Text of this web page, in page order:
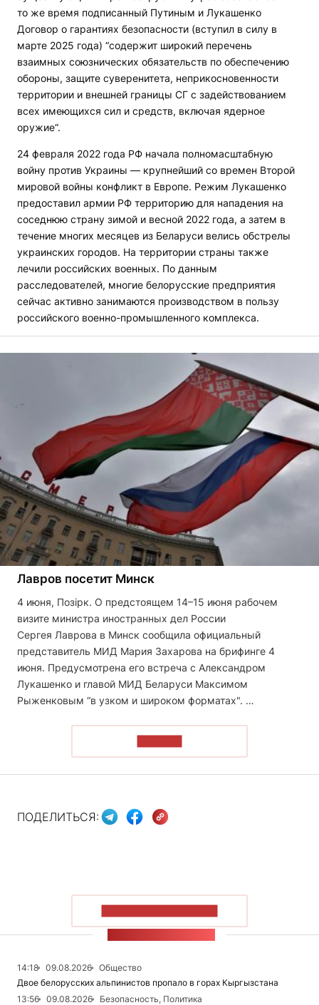
то же время подписанный Путиным и Лукашенко
Договор о гарантиях безопасности (вступил в силу в
марте 2025 года) “содержит широкий перечень
взаимных союзнических обязательств по обеспечению
обороны, защите суверенитета, неприкосновенности
территории и внешней границы СГ с задействованием
всех имеющихся сил и средств, включая ядерное
оружие“.
24 февраля 2022 года РФ начала полномасштабную
войну против Украины — крупнейший со времен Второй
мировой войны конфликт в Европе. Режим Лукашенко
предоставил армии РФ территорию для нападения на
соседнюю страну зимой и весной 2022 года, а затем в
течение многих месяцев из Беларуси велись обстрелы
украинских городов. На территории страны также
лечили российских военных. По данным
расследователей, многие белорусские предприятия
сейчас активно занимаются производством в пользу
российского военно-промышленного комплекса.
Лавров посетит Минск
4 июня, Позірк. О предстоящем 14–15 июня рабочем
визите министра иностранных дел России
Сергея Лаврова в Минск сообщила официальный
представитель МИД Мария Захарова на брифинге 4
июня. Предусмотрена его встреча с Александром
Лукашенко и главой МИД Беларуси Максимом
Рыженковым “в узком и широком форматах". …
ПОДЕЛИТЬСЯ:
14:18 09.08.2026
Общество
Двое белорусских альпинистов пропало в горах Кыргызстана
13:56
09.08.2026
Безопасность, Политика